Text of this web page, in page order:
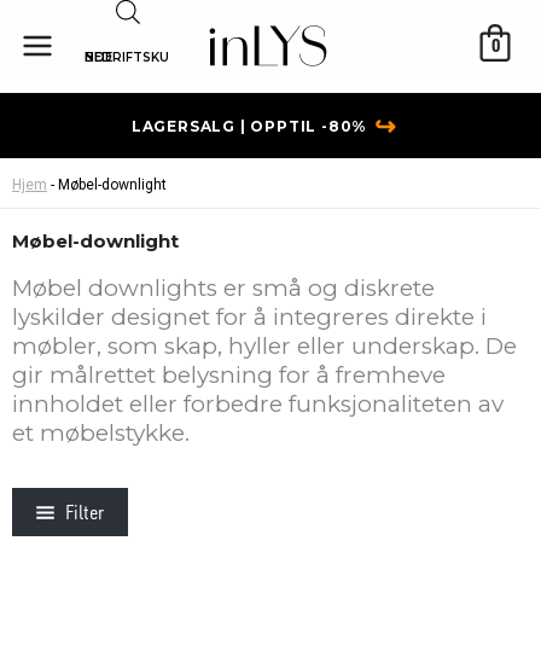
rett
innholdet
BEDRIFTSKUNDE
0
LAGERSALG | OPPTIL -80% ↪
Hjem - Møbel-downlight
Møbel-downlight
Møbel downlights er små og diskrete
lyskilder designet for å integreres direkte i
møbler, som skap, hyller eller underskap. De
gir målrettet belysning for å fremheve
innholdet eller forbedre funksjonaliteten av
et møbelstykke.
Filter